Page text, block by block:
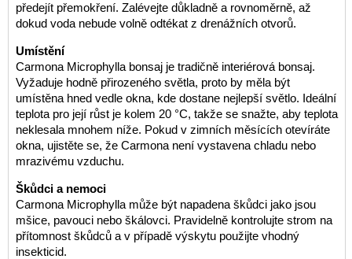
předejít přemokření. Zalévejte důkladně a rovnoměrně, až
dokud voda nebude volně odtékat z drenážních otvorů.
Umístění
Carmona Microphylla bonsaj je tradičně interiérová bonsaj.
Vyžaduje hodně přirozeného světla, proto by měla být
umístěna hned vedle okna, kde dostane nejlepší světlo. Ideální
teplota pro její růst je kolem 20 °C, takže se snažte, aby teplota
neklesala mnohem níže. Pokud v zimních měsících otevíráte
okna, ujistěte se, že Carmona není vystavena chladu nebo
mrazivému vzduchu.
Škůdci a nemoci
Carmona Microphylla může být napadena škůdci jako jsou
mšice, pavouci nebo škálovci. Pravidelně kontrolujte strom na
přítomnost škůdců a v případě výskytu použijte vhodný
insekticid.